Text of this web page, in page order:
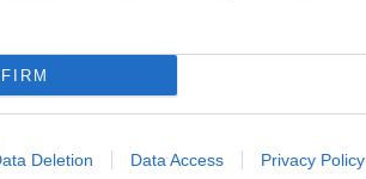
Deletion Data Access Privacy Policy